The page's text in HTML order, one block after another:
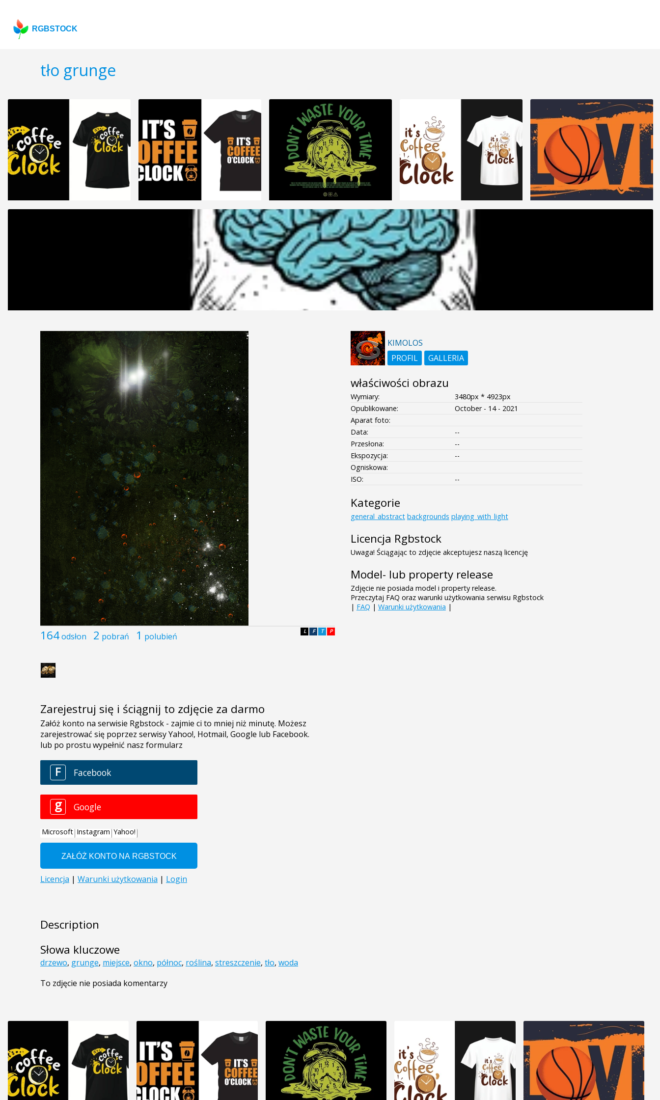
RGBSTOCK
tło grunge
164odsłon 2 pobrań 1 polubień P
T
F
L
Zarejestruj się i ściągnij to zdjęcie za darmo
Description
Słowa kluczowe
drzewo, grunge, miejsce, okno, północ, roślina, streszczenie, tło, woda
To zdjęcie nie posiada komentarzy
KIMOLOS
PROFIL
GALLERIA
właściwości obrazu
Wymiary:
3480px * 4923px
Opublikowane:
October - 14 - 2021
Aparat foto:
Data:
--
Przesłona:
--
Ekspozycja:
--
Ogniskowa:
ISO:
--
Kategorie
general_abstract backgrounds playing_with_light
Licencja Rgbstock
Uwaga! Ściągając to zdjęcie akceptujesz naszą licencję
Model- lub property release
Zdjęcie nie posiada model i property release.
Przeczytaj FAQ oraz warunki użytkowania serwisu Rgbstock
| FAQ | Warunki użytkowania |